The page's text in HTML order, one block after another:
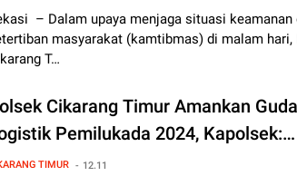
– Dalam upaya menjaga situasi keamanan
masyarakat (kamtibmas) di malam hari,
T…
Cikarang Timur Amankan
Pemilukada 2024, Kapolsek:
Demokrasi dengan Penuh
TIMUR 12.11